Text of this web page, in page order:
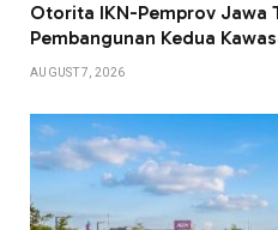
Otorita IKN-Pemprov Jawa
Pembangunan Kedua
AUGUST 7, 2026